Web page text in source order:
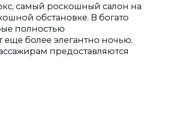
самый роскошный салон на
обстановке. В богато
полностью
более элегантно ночью.
предоставляются